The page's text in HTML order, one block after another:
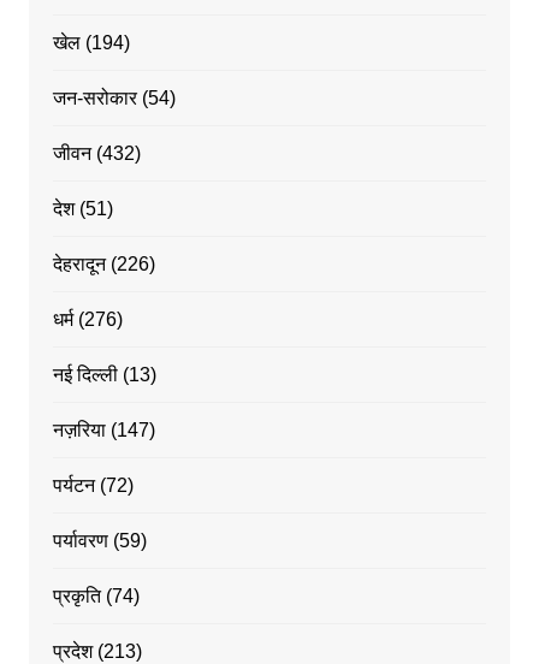
खेल(194)
जन-सरोकार(54)
जीवन(432)
देश(51)
देहरादून(226)
धर्म(276)
नई दिल्ली(13)
नज़रिया(147)
पर्यटन(72)
पर्यावरण(59)
प्रकृति(74)
प्रदेश(213)